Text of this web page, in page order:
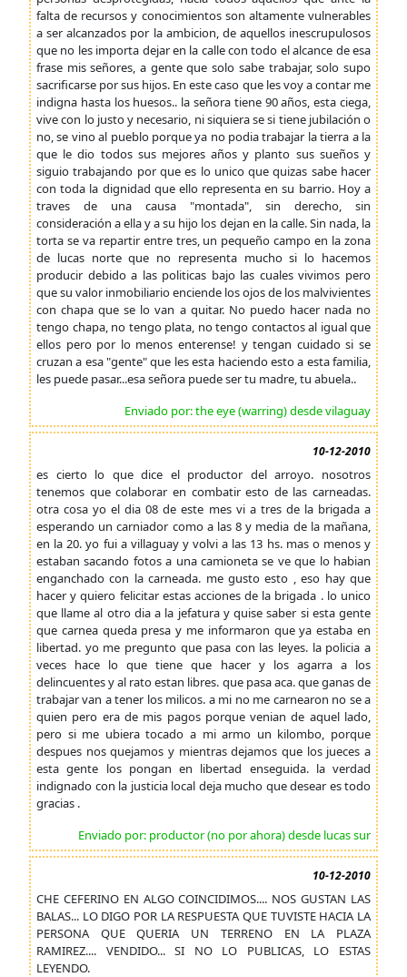
falta de recursos y conocimientos son altamente vulnerables
a ser alcanzados por la ambicion, de aquellos inescrupulosos
que no les importa dejar en la calle con todo el alcance de esa
frase mis señores, a gente que solo sabe trabajar, solo supo
sacrificarse por sus hijos. En este caso que les voy a contar me
indigna hasta los huesos.. la señora tiene 90 años, esta ciega,
vive con lo justo y necesario, ni siquiera se si tiene jubilación o
no, se vino al pueblo porque ya no podia trabajar la tierra a la
que le dio todos sus mejores años y planto sus sueños y
siguio trabajando por que es lo unico que quizas sabe hacer
con toda la dignidad que ello representa en su barrio. Hoy a
traves de una causa "montada", sin derecho, sin
consideración a ella y a su hijo los dejan en la calle. Sin nada, la
torta se va repartir entre tres, un pequeño campo en la zona
de lucas norte que no representa mucho si lo hacemos
producir debido a las politicas bajo las cuales vivimos pero
que su valor inmobiliario enciende los ojos de los malvivientes
con chapa que se lo van a quitar. No puedo hacer nada no
tengo chapa, no tengo plata, no tengo contactos al igual que
ellos pero por lo menos enterense! y tengan cuidado si se
cruzan a esa "gente" que les esta haciendo esto a esta familia,
les puede pasar...esa señora puede ser tu madre, tu abuela..
Enviado por: the eye (warring) desde vilaguay
10-12-2010
es cierto lo que dice el productor del arroyo. nosotros
tenemos que colaborar en combatir esto de las carneadas.
otra cosa yo el dia 08 de este mes vi a tres de la brigada a
esperando un carniador como a las 8 y media de la mañana,
en la 20. yo fui a villaguay y volvi a las 13 hs. mas o menos y
estaban sacando fotos a una camioneta se ve que lo habian
enganchado con la carneada. me gusto esto , eso hay que
hacer y quiero felicitar estas acciones de la brigada . lo unico
que llame al otro dia a la jefatura y quise saber si esta gente
que carnea queda presa y me informaron que ya estaba en
libertad. yo me pregunto que pasa con las leyes. la policia a
veces hace lo que tiene que hacer y los agarra a los
delincuentes y al rato estan libres. que pasa aca. que ganas de
trabajar van a tener los milicos. a mi no me carnearon no se a
quien pero era de mis pagos porque venian de aquel lado,
pero si me ubiera tocado a mi armo un kilombo, porque
despues nos quejamos y mientras dejamos que los jueces a
esta gente los pongan en libertad enseguida. la verdad
indignado con la justicia local deja mucho que desear es todo
gracias .
Enviado por: productor (no por ahora) desde lucas sur
10-12-2010
CHE CEFERINO EN ALGO COINCIDIMOS.... NOS GUSTAN LAS
BALAS... LO DIGO POR LA RESPUESTA QUE TUVISTE HACIA LA
PERSONA QUE QUERIA UN TERRENO EN LA PLAZA
RAMIREZ.... VENDIDO... SI NO LO PUBLICAS, LO ESTAS
LEYENDO.